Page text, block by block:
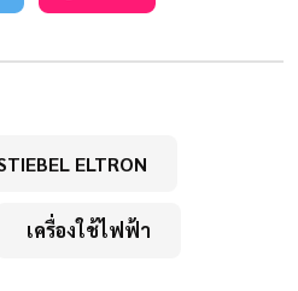
ELTRON
เครื่องใช้ไฟฟ้า